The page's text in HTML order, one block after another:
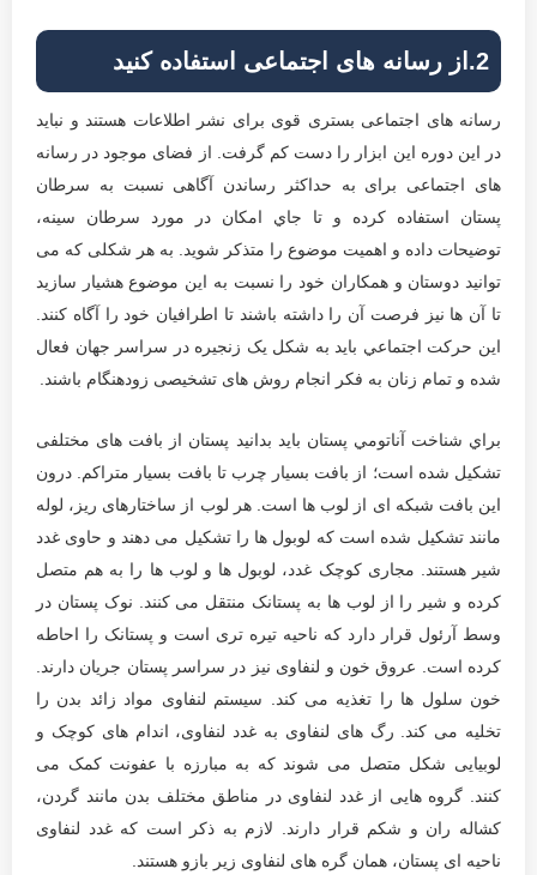
2.از رسانه های اجتماعی استفاده کنید
رسانه های اجتماعی بستری قوی برای نشر اطلاعات هستند و نباید
در این دوره این ابزار را دست کم گرفت. از فضای موجود در رسانه
های اجتماعی برای به حداکثر رساندن آگاهی نسبت به سرطان
پستان استفاده کرده و تا جاي امكان در مورد سرطان سينه،
توضیحات داده و اهمیت موضوع را متذکر شوید. به هر شکلی که می
توانید دوستان و همکاران خود را نسبت به این موضوع هشیار سازید
تا آن ها نیز فرصت آن را داشته باشند تا اطرافیان خود را آگاه کنند.
این حركت اجتماعي باید به شکل یک زنجیره در سراسر جهان فعال
شده و تمام زنان به فکر انجام روش های تشخیصی زودهنگام باشند.
براي شناخت آناتومي پستان بايد بدانيد پستان از بافت های مختلفی
تشکیل شده است؛ از بافت بسیار چرب تا بافت بسیار متراکم. درون
این بافت شبکه ای از لوب ها است. هر لوب از ساختارهای ریز، لوله
مانند تشکیل شده است که لوبول ها را تشکیل می دهند و حاوی غدد
شیر هستند. مجاری کوچک غدد، لوبول ها و لوب ها را به هم متصل
کرده و شیر را از لوب ها به پستانک منتقل می کنند. نوک پستان در
وسط آرئول قرار دارد که ناحیه تیره تری است و پستانک را احاطه
کرده است. عروق خون و لنفاوی نیز در سراسر پستان جریان دارند.
خون سلول ها را تغذیه می کند. سیستم لنفاوی مواد زائد بدن را
تخلیه می کند. رگ های لنفاوی به غدد لنفاوی، اندام های کوچک و
لوبیایی شکل متصل می شوند که به مبارزه با عفونت کمک می
کنند. گروه هایی از غدد لنفاوی در مناطق مختلف بدن مانند گردن،
کشاله ران و شکم قرار دارند. لازم به ذکر است که غدد لنفاوی
ناحیه ای پستان، همان گره های لنفاوی زیر بازو هستند.